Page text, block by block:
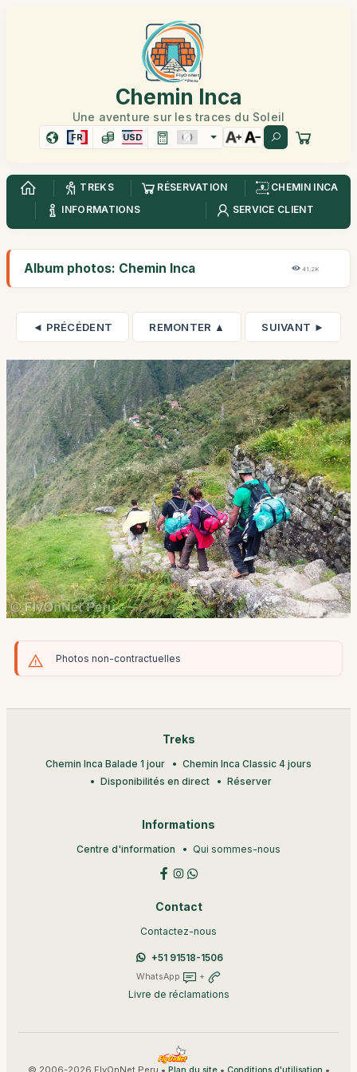
Chemin Inca
Une aventure sur les traces du Soleil
FR USD
TREKS RÉSERVATION
CHEMIN INCA
INFORMATIONS
SERVICE CLIENT
Album photos: Chemin Inca 41,2K
◄ PRÉCÉDENT REMONTER ▲ SUIVANT ►
Photos non-contractuelles
Treks
Chemin Inca Balade 1 jour
Chemin Inca Classic 4 jours
Disponibilités en direct
Réserver
Informations
Centre d'information Qui sommes-nous
Contact
Contactez-nous
+51 91518-1506
WhatsApp +
Livre de réclamations
© 2006-2026 FlyOnNet Peru • • •